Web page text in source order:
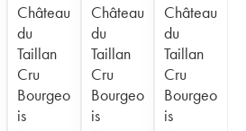
Château
du
Taillan
Cru
Bourgeo
is
Château
du
Taillan
Cru
Bourgeo
is
Château
du
Taillan
Cru
Bourgeo
is